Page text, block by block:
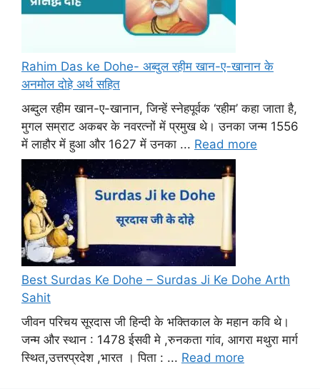
Rahim Das ke Dohe- अब्दुल रहीम खान-ए-खानान के
अनमोल दोहे अर्थ सहित
अब्दुल रहीम खान-ए-खानान, जिन्हें स्नेहपूर्वक ‘रहीम’ कहा जाता है,
मुगल सम्राट अकबर के नवरत्नों में प्रमुख थे। उनका जन्म 1556
में लाहौर में हुआ और 1627 में उनका ... Read more
Best Surdas Ke Dohe – Surdas Ji Ke Dohe Arth
Sahit
जीवन परिचय सूरदास जी हिन्दी के भक्तिकाल के महान कवि थे।
जन्म और स्थान : 1478 ईसवी मे ,रुनकता गांव, आगरा मथुरा मार्ग
स्थित,उत्तरप्रदेश ,भारत । पिता : ... Read more